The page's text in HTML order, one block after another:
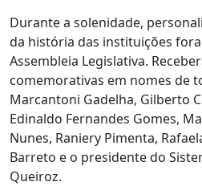
Durante a solenidade,
da história das instituições
Assembleia Legislativa.
comemorativas em nomes de
Marcantoni Gadelha, Gilberto
Edinaldo Fernandes Gomes,
Nunes, Raniery Pimenta,
Barreto e o presidente do
Queiroz.